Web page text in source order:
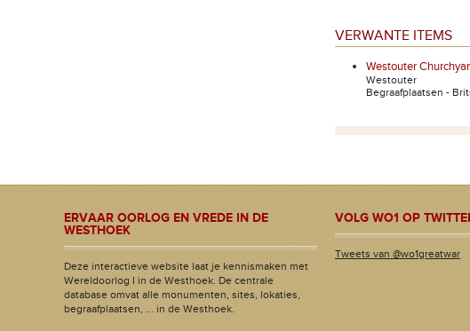
VERWANTE ITEMS
Westouter
Westouter
Begraafplaatsen -
ERVAAR OORLOG EN VREDE IN DE
WESTHOEK
Deze interactieve website laat je kennismaken met
Wereldoorlog I in de Westhoek. De centrale
database omvat alle monumenten, sites, lokaties,
begraafplaatsen, ... in de Westhoek.
VOLG WO1 OP
Tweets van @wo1greatwar